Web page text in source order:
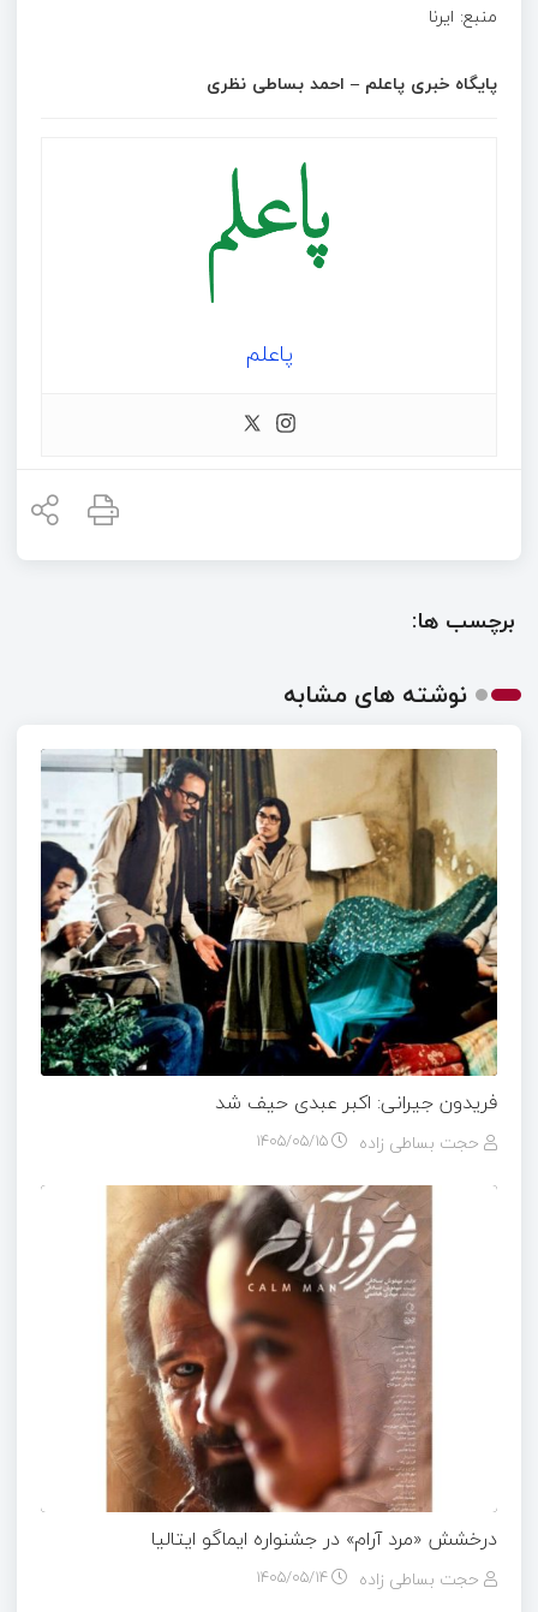
منبع: ایرنا
پایگاه خبری پاعلم – احمد بساطی نظری
پاعلم
برچسب ها:
نوشته های مشابه
فریدون جیرانی: اکبر عبدی حیف شد
حجت بساطی زاده ۱۴۰۵/۰۵/۱۵
درخشش «مرد آرام» در جشنواره ایماگو ایتالیا
حجت بساطی زاده ۱۴۰۵/۰۵/۱۴